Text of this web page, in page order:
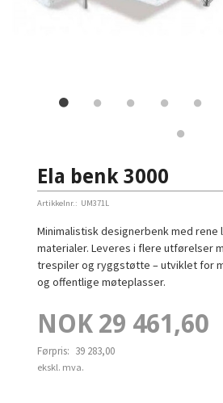
Ela benk 3000
Artikkelnr.: UM371L
Minimalistisk designerbenk med rene
materialer. Leveres i flere utførelser
trespiler og ryggstøtte – utviklet for
og offentlige møteplasser.
Tilbud
NOK 29 461,60
Førpris: 39 283,00
Rabatt
ekskl. mva.